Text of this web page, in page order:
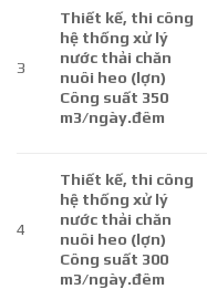
3
Thiết kế, thi công
hệ thống xử lý
nước thải chăn
nuôi heo (lợn)
Công suất 350
m3/ngày.đêm
4
Thiết kế, thi công
hệ thống xử lý
nước thải chăn
nuôi heo (lợn)
Công suất 300
m3/ngày.đêm